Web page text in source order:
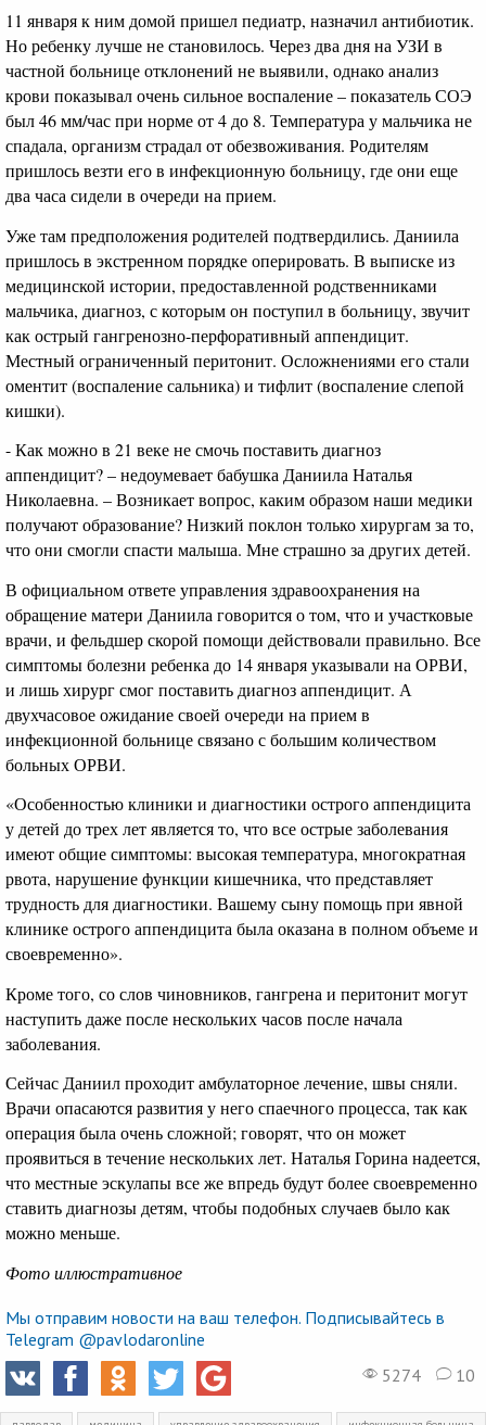
11 января к ним домой пришел педиатр, назначил антибиотик.
Но ребенку лучше не становилось. Через два дня на УЗИ в
частной больнице отклонений не выявили, однако анализ
крови показывал очень сильное воспаление – показатель СОЭ
был 46 мм/час при норме от 4 до 8. Температура у мальчика не
спадала, организм страдал от обезвоживания. Родителям
пришлось везти его в инфекционную больницу, где они еще
два часа сидели в очереди на прием.
Уже там предположения родителей подтвердились. Даниила
пришлось в экстренном порядке оперировать. В выписке из
медицинской истории, предоставленной родственниками
мальчика, диагноз, с которым он поступил в больницу, звучит
как острый гангренозно-перфоративный аппендицит.
Местный ограниченный перитонит. Осложнениями его стали
оментит (воспаление сальника) и тифлит (воспаление слепой
кишки).
- Как можно в 21 веке не смочь поставить диагноз
аппендицит? – недоумевает бабушка Даниила Наталья
Николаевна. – Возникает вопрос, каким образом наши медики
получают образование? Низкий поклон только хирургам за то,
что они смогли спасти малыша. Мне страшно за других детей.
В официальном ответе управления здравоохранения на
обращение матери Даниила говорится о том, что и участковые
врачи, и фельдшер скорой помощи действовали правильно. Все
симптомы болезни ребенка до 14 января указывали на ОРВИ,
и лишь хирург смог поставить диагноз аппендицит. А
двухчасовое ожидание своей очереди на прием в
инфекционной больнице связано с большим количеством
больных ОРВИ.
«Особенностью клиники и диагностики острого аппендицита
у детей до трех лет является то, что все острые заболевания
имеют общие симптомы: высокая температура, многократная
рвота, нарушение функции кишечника, что представляет
трудность для диагностики. Вашему сыну помощь при явной
клинике острого аппендицита была оказана в полном объеме и
своевременно».
Кроме того, со слов чиновников, гангрена и перитонит могут
наступить даже после нескольких часов после начала
заболевания.
Сейчас Даниил проходит амбулаторное лечение, швы сняли.
Врачи опасаются развития у него спаечного процесса, так как
операция была очень сложной; говорят, что он может
проявиться в течение нескольких лет. Наталья Горина надеется,
что местные эскулапы все же впредь будут более своевременно
ставить диагнозы детям, чтобы подобных случаев было как
можно меньше.
Фото иллюстративное
Мы отправим новости на ваш телефон. Подписывайтесь в
Telegram @pavlodaronline
5274
10